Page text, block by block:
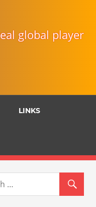
global player
LINKS